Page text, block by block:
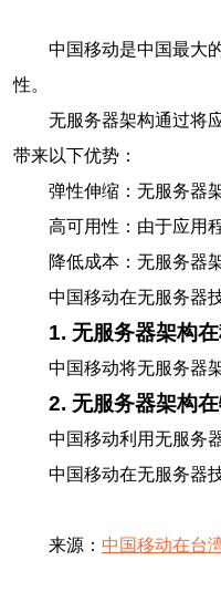
中国移动是中国最大
性。
无服务器架构通过将
带来以下优势：
弹性伸缩：无服务器
高可用性：由于应用
降低成本：无服务器
中国移动在无服务器
1. 无服务器架构
中国移动将无服务器
2. 无服务器架构
中国移动利用无服务
中国移动在无服务器
来源： 中国移动在台